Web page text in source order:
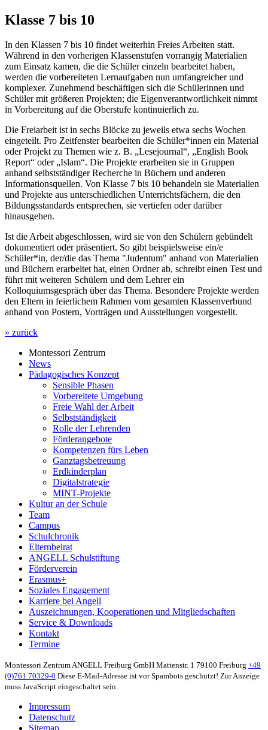
Klasse 7 bis 10
In den Klassen 7 bis 10 findet weiterhin Freies Arbeiten statt.
Während in den vorherigen Klassenstufen vorrangig Materialien
zum Einsatz kamen, die die Schüler einzeln bearbeitet haben,
werden die vorbereiteten Lernaufgaben nun umfangreicher und
komplexer. Zunehmend beschäftigen sich die Schülerinnen und
Schüler mit größeren Projekten; die Eigenverantwortlichkeit nimmt
in Vorbereitung auf die Oberstufe kontinuierlich zu.
Die Freiarbeit ist in sechs Blöcke zu jeweils etwa sechs Wochen
eingeteilt. Pro Zeitfenster bearbeiten die Schüler*innen ein Material
oder Projekt zu Themen wie z. B. „Lesejournal“, „English Book
Report“ oder „Islam“. Die Projekte erarbeiten sie in Gruppen
anhand selbstständiger Recherche in Büchern und anderen
Informationsquellen. Von Klasse 7 bis 10 behandeln sie Materialien
und Projekte aus unterschiedlichen Unterrichtsfächern, die den
Bildungsstandards entsprechen, sie vertiefen oder darüber
hinausgehen.
Ist die Arbeit abgeschlossen, wird sie von den Schülern gebündelt
dokumentiert oder präsentiert. So gibt beispielsweise ein/e
Schüler*in, der/die das Thema "Judentum" anhand von Materialien
und Büchern erarbeitet hat, einen Ordner ab, schreibt einen Test und
führt mit weiteren Schülern und dem Lehrer ein
Kolloquiumsgespräch über das Thema. Besondere Projekte werden
den Eltern in feierlichem Rahmen vom gesamten Klassenverbund
anhand von Postern, Vorträgen und Ausstellungen vorgestellt.
» zurück
Montessori Zentrum
News
Pädagogisches Konzept
Sensible Phasen
Vorbereitete Umgebung
Freie Wahl der Arbeit
Selbstständigkeit
Rolle der Lehrenden
Förderangebote
Kompetenzen fürs Leben
Ganztagsbetreuung
Erdkinderplan
Digitalstrategie
MINT-Projekte
Kultur an der Schule
Team
Campus
Schulchronik
Elternbeirat
ANGELL Schulstiftung
Förderverein
Erasmus+
Soziales Engagement
Karriere bei Angell
Auszeichnungen, Kooperationen und Mitgliedschaften
Service & Downloads
Kontakt
Termine
Montessori Zentrum ANGELL Freiburg GmbH Mattenstr. 1 79100 Freiburg +49
(0)761 70329-0 Diese E-Mail-Adresse ist vor Spambots geschützt! Zur Anzeige
muss JavaScript eingeschaltet sein.
Impressum
Datenschutz